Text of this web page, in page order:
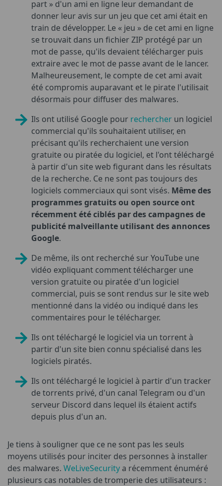
part » d'un ami en ligne leur demandant de
donner leur avis sur un jeu que cet ami était en
train de développer. Le « jeu » de cet ami en ligne
se trouvait dans un fichier ZIP protégé par un
mot de passe, qu'ils devaient télécharger puis
extraire avec le mot de passe avant de le lancer.
Malheureusement, le compte de cet ami avait
été compromis auparavant et le pirate l'utilisait
désormais pour diffuser des malwares.
Ils ont utilisé Google pour rechercher un logiciel
commercial qu'ils souhaitaient utiliser, en
précisant qu'ils recherchaient une version
gratuite ou piratée du logiciel, et l'ont téléchargé
à partir d'un site web figurant dans les résultats
de la recherche. Ce ne sont pas toujours des
logiciels commerciaux qui sont visés. Même des
programmes gratuits ou open source ont
récemment été ciblés par des campagnes de
publicité malveillante utilisant des annonces
Google.
De même, ils ont recherché sur YouTube une
vidéo expliquant comment télécharger une
version gratuite ou piratée d'un logiciel
commercial, puis se sont rendus sur le site web
mentionné dans la vidéo ou indiqué dans les
commentaires pour le télécharger.
Ils ont téléchargé le logiciel via un torrent à
partir d'un site bien connu spécialisé dans les
logiciels piratés.
Ils ont téléchargé le logiciel à partir d'un tracker
de torrents privé, d'un canal Telegram ou d'un
serveur Discord dans lequel ils étaient actifs
depuis plus d'un an.
Je tiens à souligner que ce ne sont pas les seuls
moyens utilisés pour inciter des personnes à installer
des malwares. WeLiveSecuritya récemment énuméré
plusieurs cas notables de tromperie des utilisateurs :